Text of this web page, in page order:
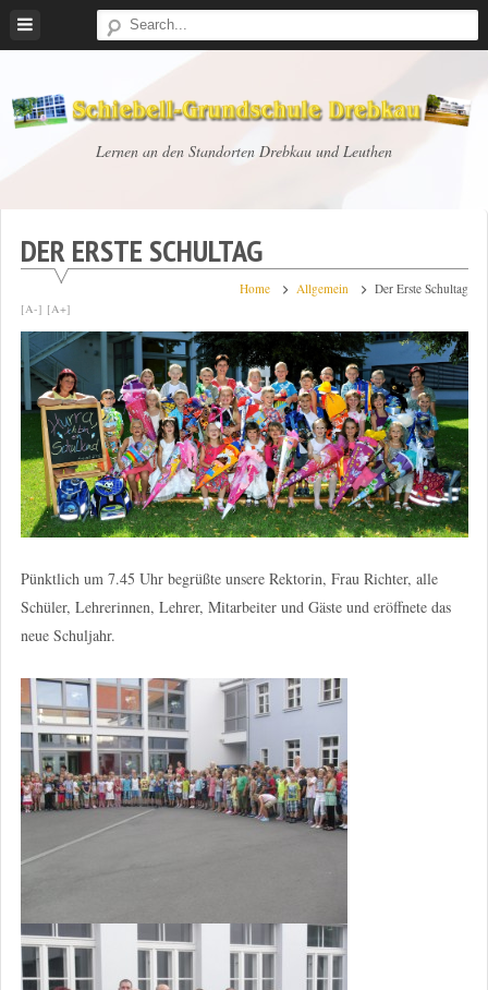
Skip
Schiebell-
Drebkau
Lernen an den Standorten Drebkau und Leuthen
DER ERSTE SCHULTAG
Home Allgemein Der Erste Schultag
[A-] [A+]
Pünktlich um 7.45 Uhr begrüßte unsere Rektorin, Frau Richter, alle
Schüler, Lehrerinnen, Lehrer, Mitarbeiter und Gäste und eröffnete das
neue Schuljahr.